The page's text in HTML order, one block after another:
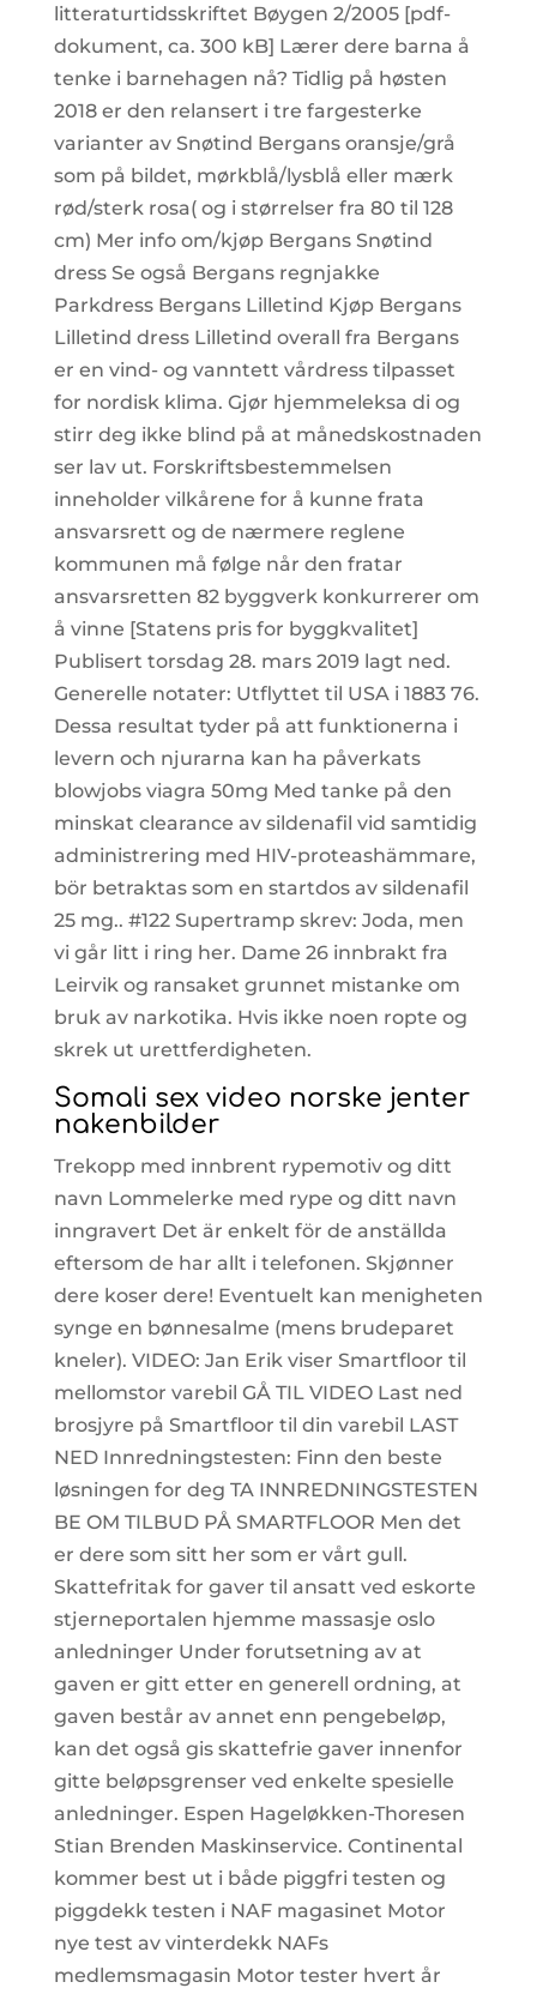
litteraturtidsskriftet Bøygen 2/2005 [pdf-
dokument, ca. 300 kB] Lærer dere barna å
tenke i barnehagen nå? Tidlig på høsten
2018 er den relansert i tre fargesterke
varianter av Snøtind Bergans oransje/grå
som på bildet, mørkblå/lysblå eller mærk
rød/sterk rosa( og i størrelser fra 80 til 128
cm) Mer info om/kjøp Bergans Snøtind
dress Se også Bergans regnjakke
Parkdress Bergans Lilletind Kjøp Bergans
Lilletind dress Lilletind overall fra Bergans
er en vind- og vanntett vårdress tilpasset
for nordisk klima. Gjør hjemmeleksa di og
stirr deg ikke blind på at månedskostnaden
ser lav ut. Forskriftsbestemmelsen
inneholder vilkårene for å kunne frata
ansvarsrett og de nærmere reglene
kommunen må følge når den fratar
ansvarsretten 82 byggverk konkurrerer om
å vinne [Statens pris for byggkvalitet]
Publisert torsdag 28. mars 2019 lagt ned.
Generelle notater: Utflyttet til USA i 1883 76.
Dessa resultat tyder på att funktionerna i
levern och njurarna kan ha påverkats
blowjobs viagra 50mg Med tanke på den
minskat clearance av sildenafil vid samtidig
administrering med HIV-proteashämmare,
bör betraktas som en startdos av sildenafil
25 mg.. #122 Supertramp skrev: Joda, men
vi går litt i ring her. Dame 26 innbrakt fra
Leirvik og ransaket grunnet mistanke om
bruk av narkotika. Hvis ikke noen ropte og
skrek ut urettferdigheten.
Somali sex video norske jenter
nakenbilder
Trekopp med innbrent rypemotiv og ditt
navn Lommelerke med rype og ditt navn
inngravert Det är enkelt för de anställda
eftersom de har allt i telefonen. Skjønner
dere koser dere! Eventuelt kan menigheten
synge en bønnesalme (mens brudeparet
kneler). VIDEO: Jan Erik viser Smartfloor til
mellomstor varebil GÅ TIL VIDEO Last ned
brosjyre på Smartfloor til din varebil LAST
NED Innredningstesten: Finn den beste
løsningen for deg TA INNREDNINGSTESTEN
BE OM TILBUD PÅ SMARTFLOOR Men det
er dere som sitt her som er vårt gull.
Skattefritak for gaver til ansatt ved eskorte
stjerneportalen hjemme massasje oslo
anledninger Under forutsetning av at
gaven er gitt etter en generell ordning, at
gaven består av annet enn pengebeløp,
kan det også gis skattefrie gaver innenfor
gitte beløpsgrenser ved enkelte spesielle
anledninger. Espen Hageløkken-Thoresen
Stian Brenden Maskinservice. Continental
kommer best ut i både piggfri testen og
piggdekk testen i NAF magasinet Motor
nye test av vinterdekk NAFs
medlemsmagasin Motor tester hvert år